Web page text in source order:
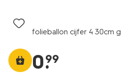
folieballon cijfer 4 30cm
0.
99